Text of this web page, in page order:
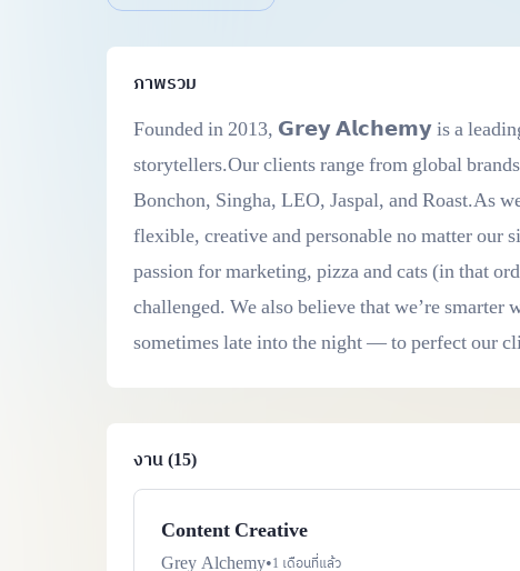
ภาพรวม
Founded in 2013, 𝗚𝗿𝗲𝘆 𝗔𝗹𝗰𝗵𝗲𝗺𝘆 is a leading
storytellers.Our clients range from global
Bonchon, Singha, LEO, Jaspal, and Roast.As
flexible, creative and personable no matter our
passion for marketing, pizza and cats (in that
challenged. We also believe that we’re
sometimes late into the night — to perfect our
งาน (15)
Content Creative
Grey Alchemy•1 เดือนที่แล้ว